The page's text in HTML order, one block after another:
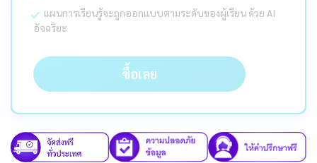
แผนการเรียนรู้จะถูกออกแบบตามระดับของผู้เรียน ด้วย AI
อัจฉริยะ
ซื้อเลย